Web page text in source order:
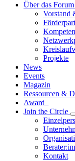
Über das Forum
Vorstand
Projekte
News
Events
Magazin
Ressourcen &
Award
Join the Circle
Kontakt